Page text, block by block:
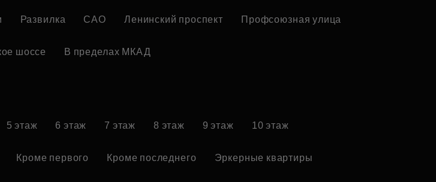
Развилка САО Ленинский проспект Профсоюзная улица
шоссе В пределах МКАД
5 этаж 6 этаж 7 этаж 8 этаж 9 этаж 10 этаж
Кроме первого Кроме последнего Эркерные квартиры